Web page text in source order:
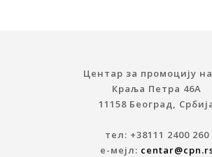
Центар за промоцију
Краља Петра 46A
11158 Београд,
тел: +38111 2400 260
е-мејл: